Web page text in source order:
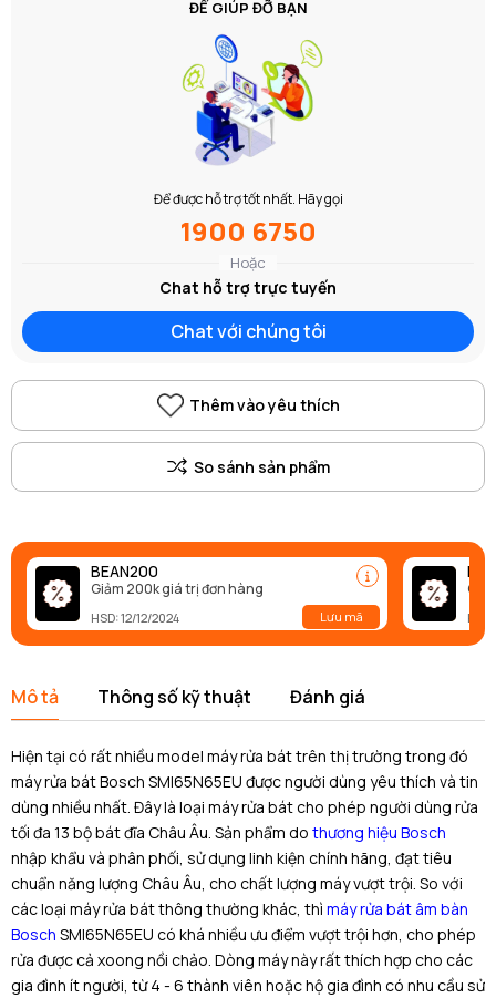
ĐỂ GIÚP ĐỠ BẠN
Để được hỗ trợ tốt nhất. Hãy gọi
1900 6750
Hoặc
Chat hỗ trợ trực tuyến
Chat với chúng tôi
Thêm vào yêu thích
BEAN200
Giảm 200k giá trị đơn hàng
HSD: 12/12/2024 Lưu mã
Mô tả Thông số kỹ thuật Đánh giá
Hiện tại có rất nhiều model máy rửa bát trên thị trường trong đó
máy rửa bát Bosch SMI65N65EU được người dùng yêu thích và tin
dùng nhiều nhất. Đây là loại máy rửa bát cho phép người dùng rửa
tối đa 13 bộ bát đĩa Châu Âu. Sản phẩm do thương hiệu Bosch
nhập khẩu và phân phối, sử dụng linh kiện chính hãng, đạt tiêu
chuẩn năng lượng Châu Âu, cho chất lượng máy vượt trội. So với
các loại máy rửa bát thông thường khác, thì máy rửa bát âm bàn
Bosch SMI65N65EU có khá nhiều ưu điểm vượt trội hơn, cho phép
rửa được cả xoong nồi chảo. Dòng máy này rất thích hợp cho các
gia đình ít người, từ 4 - 6 thành viên hoặc hộ gia đình có nhu cầu sử